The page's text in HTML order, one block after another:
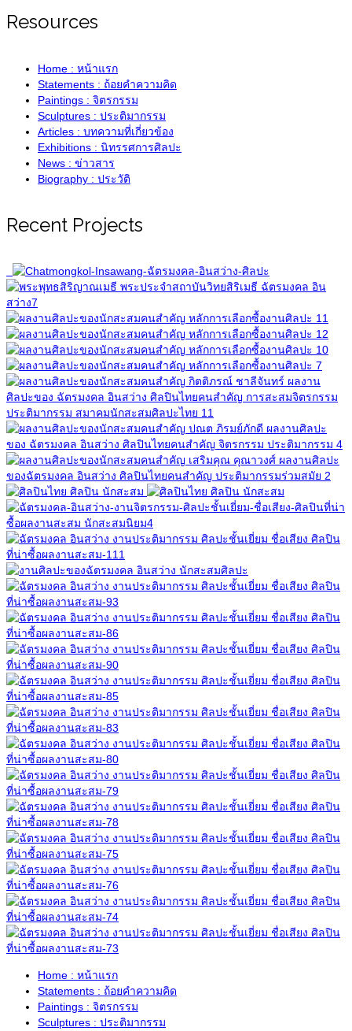
Resources
Home : หน้าแรก
Statements : ถ้อยคำความคิด
Paintings : จิตรกรรม
Sculptures : ประติมากรรม
Articles : บทความที่เกี่ยวข้อง
Exhibitions : นิทรรศการศิลปะ
News : ข่าวสาร
Biography : ประวัติ
Recent Projects
Home : หน้าแรก
Statements : ถ้อยคำความคิด
Paintings : จิตรกรรม
Sculptures : ประติมากรรม